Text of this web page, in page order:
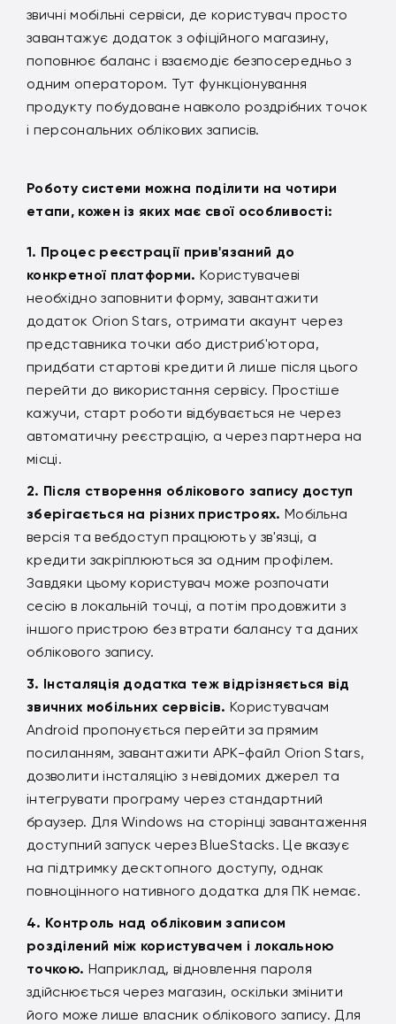
звичні мобільні сервіси, де користувач просто
завантажує додаток з офіційного магазину,
поповнює баланс і взаємодіє безпосередньо з
одним оператором. Тут функціонування
продукту побудоване навколо роздрібних точок
і персональних облікових записів.
Роботу системи можна поділити на чотири
етапи, кожен із яких має свої особливості:
Процес реєстрації прив'язаний до
конкретної платформи.Користувачеві
необхідно заповнити форму, завантажити
додаток Orion Stars, отримати акаунт через
представника точки або дистриб'ютора,
придбати стартові кредити й лише після цього
перейти до використання сервісу. Простіше
кажучи, старт роботи відбувається не через
автоматичну реєстрацію, а через партнера на
місці.
Після створення облікового запису доступ
зберігається на різних пристроях. Мобільна
версія та вебдоступ працюють у зв'язці, а
кредити закріплюються за одним профілем.
Завдяки цьому користувач може розпочати
сесію в локальній точці, а потім продовжити з
іншого пристрою без втрати балансу та даних
облікового запису.
Інсталяція додатка теж відрізняється від
звичних мобільних сервісів. Користувачам
Android пропонується перейти за прямим
посиланням, завантажити APK-файл Orion Stars,
дозволити інсталяцію з невідомих джерел та
інтегрувати програму через стандартний
браузер. Для Windows на сторінці завантаження
доступний запуск через BlueStacks. Це вказує
на підтримку десктопного доступу, однак
повноцінного нативного додатка для ПК немає.
Контроль над обліковим записом
розділений між користувачем і локальною
точкою. Наприклад, відновлення пароля
здійснюється через магазин, оскільки змінити
його може лише власник облікового запису. Для